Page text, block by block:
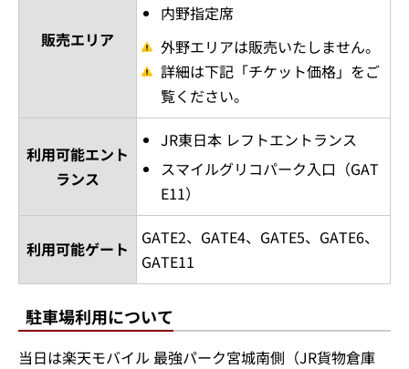
販売エリア
内野指定席
外野エリアは販売いたしません。
詳細は下記「チケット価格」をご
覧ください。
利用可能エント
ランス
JR東日本 レフトエントランス
スマイルグリコパーク入口（GAT
E11）
利用可能ゲート
GATE2、GATE4、GATE5、GATE6、
GATE11
駐車場利用について
当日は楽天モバイル 最強パーク宮城南側（JR貨物倉庫